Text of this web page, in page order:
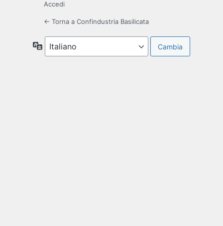
Accedi
← Torna a Confindustria Basilicata
Lingua